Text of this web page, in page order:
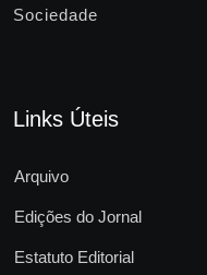
Sociedade
Links Úteis
Arquivo
Edições do Jornal
Estatuto Editorial